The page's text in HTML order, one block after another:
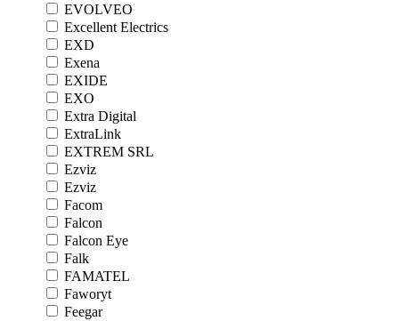
EVOLVEO
Excellent Electrics
EXD
Exena
EXIDE
EXO
Extra Digital
ExtraLink
EXTREM SRL
Ezviz
Ezviz
Facom
Falcon
Falcon Eye
Falk
FAMATEL
Faworyt
Feegar